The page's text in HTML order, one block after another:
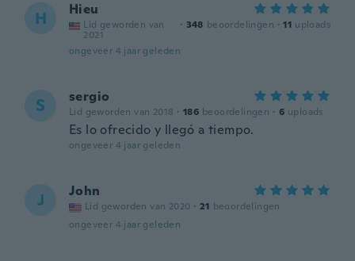
H Hieu
Lid geworden van
2021
· 348 beoordelingen · 11 uploads
ongeveer 4 jaar geleden
S sergio
Lid geworden van 2018 · 186 beoordelingen · 6 uploads
Es lo ofrecido y llegó a tiempo.
ongeveer 4 jaar geleden
J John
Lid geworden van 2020 · 21 beoordelingen
ongeveer 4 jaar geleden